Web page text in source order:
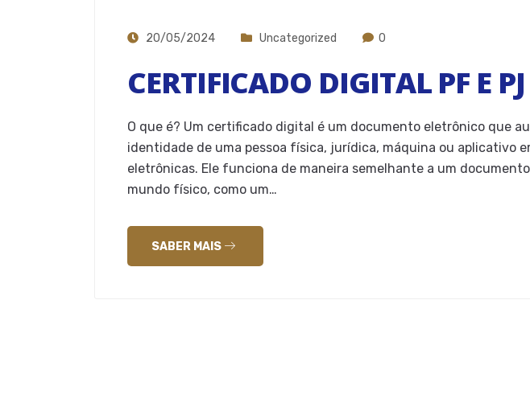
20/05/2024 Uncategorized 0
CERTIFICADO DIGITAL PF E PJ
O que é? Um certificado digital é um documento eletrônico que
identidade de uma pessoa física, jurídica, máquina ou aplicativo
eletrônicas. Ele funciona de maneira semelhante a um
mundo físico, como um…
SABER MAIS